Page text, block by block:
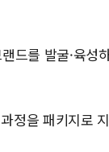
드를 발굴·육성
정을 패키지로